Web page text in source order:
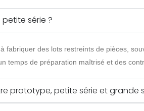
petite série ?
fabriquer des lots restreints de pièces,
temps de préparation maîtrisé et des
prototype, petite série et grande